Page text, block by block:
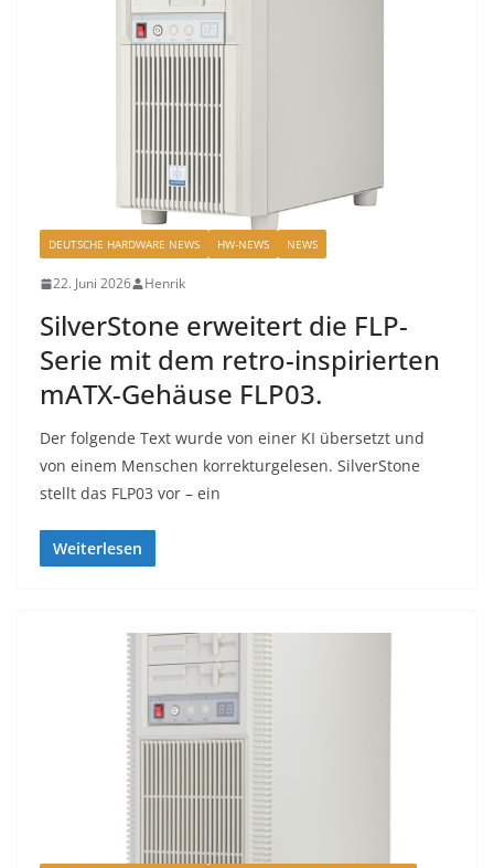
DEUTSCHE HARDWARE NEWS HW-NEWS NEWS
22. Juni 2026 Henrik
SilverStone erweitert die FLP-
Serie mit dem retro-inspirierten
mATX-Gehäuse FLP03.
Der folgende Text wurde von einer KI übersetzt und
von einem Menschen korrekturgelesen. SilverStone
stellt das FLP03 vor – ein
Weiterlesen